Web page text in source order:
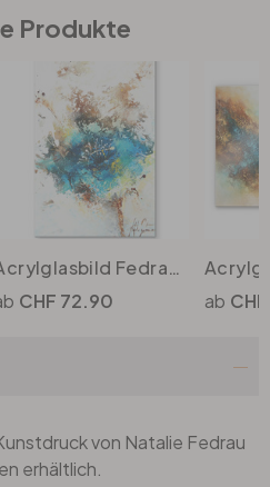
Produkte
Acrylglasbild Fedrau - Flor
CHF 72.90
von Natalie Fedrau
erhältlich.